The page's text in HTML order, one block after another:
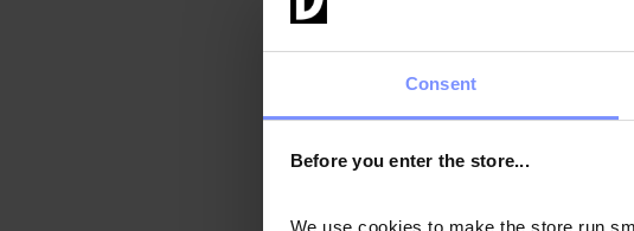
Consent
Before you enter the store...
We use cookies to make the store run
pas en mesure de les synthétiser
tissu musculaire et, contrairement
les muscles squelettiques, ce qui fait